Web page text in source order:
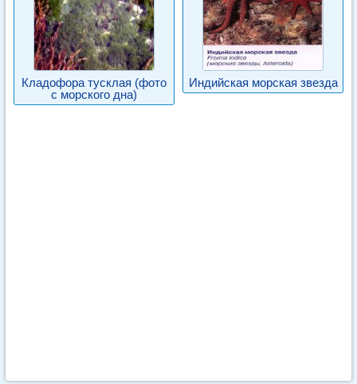
Кладофора тусклая (фото
с морского дна)
Индийская морская звезда